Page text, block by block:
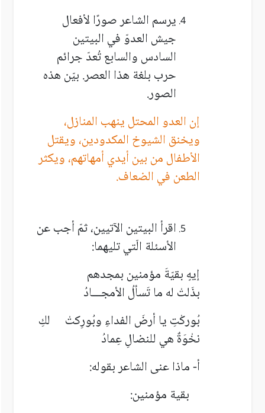
يرسم الشاعر صورًا لأفعال
جيش العدوّ في البيتين
السادس والسابع تُعدّ جرائم
حرب بلغة هذا العصر. بيّن هذه
الصور.
إن العدو المحتل ينهب المنازل،
ويخنق الشيوخ المكدودين، ويقتل
الأطفال من بين أيدي أمهاتهم، ويكثر
الطعن في الضعاف.
اقرأ البيتين الآتيين، ثمّ أجب عن
الأسئلة الّتي تليهما:
إيهٍ بقيّةَ مؤمنين بمجدهم
بذَلتْ له ما تَسألُ الأمجـــادُ
بُوركْتِ يا أرضَ الفداءِ وبُورِكتْ لكِ
نخْوَةٌ هي للنضالِ عِمادُ
أ- ماذا عنى الشاعر بقوله:
بقية مؤمنين: